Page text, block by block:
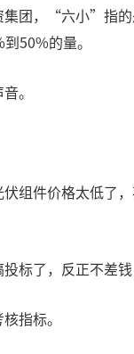
团，“六小”指
50%的量。
。
组件价格太低了
了，反正不差
指标。